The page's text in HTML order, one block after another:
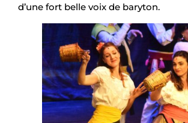
d’une fort belle voix de baryton.